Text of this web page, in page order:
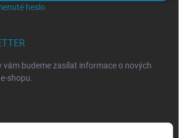
heslo
vám budeme zasílat informace o nových
shopu.